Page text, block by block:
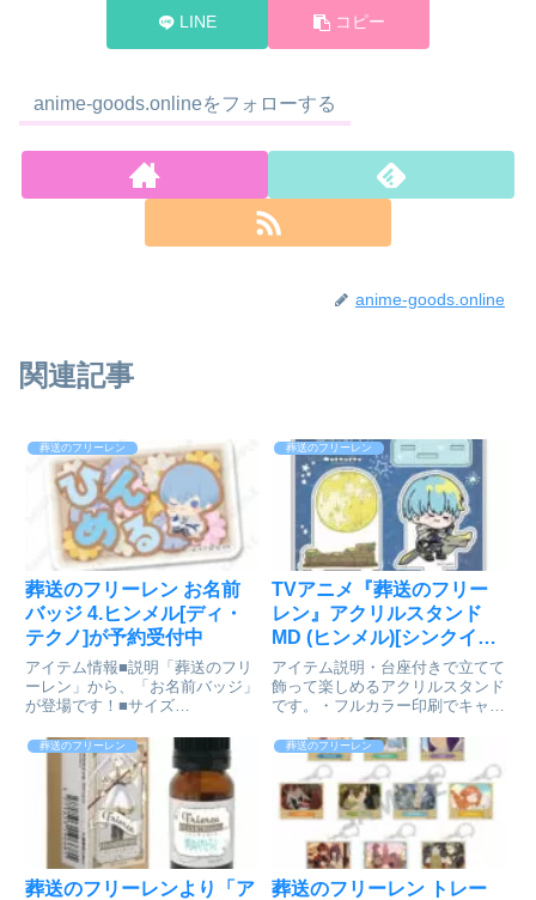
LINE コピー
anime-goods.onlineをフォローする
anime-goods.online
関連記事
葬送のフリーレン
葬送のフリーレン お名前
バッジ 4.ヒンメル[ディ・
テクノ]が予約受付中
アイテム情報■説明「葬送のフリ
ーレン」から、「お名前バッジ」
が登場です！■サイズ
お名前バッジ 4 ヒンメル© 山田
鐘人・アベツカサ/小学館通販サ
イトで検索する
葬送のフリーレン
TVアニメ『葬送のフリー
レン』アクリルスタンド
MD (ヒンメル)[シンクイノ
ベーション]が好評発売中
アイテム説明・台座付きで立てて
飾って楽しめるアクリルスタンド
です。・フルカラー印刷でキャラ
リーレン_アクリルスタンド MD
ヒンメル© 山田鐘人・アベツカ
サ/小学館colleizeで探す
葬送のフリーレン
葬送のフリーレンより「ア
葬送のフリーレン
葬送のフリーレン トレー